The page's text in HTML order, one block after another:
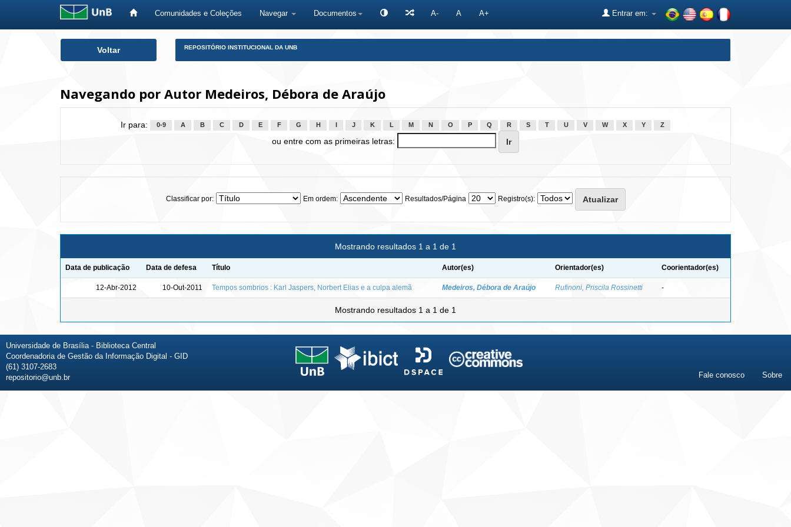
Comunidades e Coleções Navegar Documentos A- A A+ Entrar em:
Voltar REPOSITÓRIO INSTITUCIONAL DA UNB
Navegando por Autor Medeiros, Débora de Araújo
Ir para: 0-9 A B C D E F G H J K L M N O P Q R S T U V W X Y Z
ou entre com as primeiras letras:
Classificar por: Em ordem: Resultados/Página Registro(s):
Mostrando resultados 1 a 1 de 1
Data de publicação Data de defesa Título Autor(es) Orientador(es) Coorientador(es)
12-Abr-2012 10-Out-2011 Tempos sombrios : Karl Jaspers, Norbert Elias e a culpa alemã Medeiros, Débora de Araújo Rufinoni, Priscila Rossinetti -
Mostrando resultados 1 a 1 de 1
Universidade de Brasília - Biblioteca Central
Coordenadoria de Gestão da Informação Digital - GID
(61) 3107-2683
repositorio@unb.br
Fale conosco Sobre